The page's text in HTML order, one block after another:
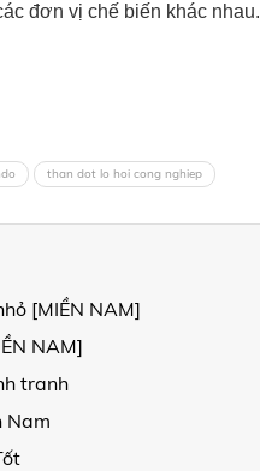
đơn vị chế biến khác nhau.
than dot lo hoi cong nghiep
[MIỀN NAM]
NAM]
tranh
Nam